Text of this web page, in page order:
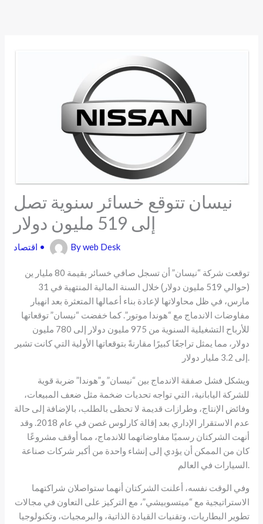
نيسان تتوقع خسائر سنوية تصل
إلى 519 مليون دولار
اقتصاد • Byweb Desk
توقعت شركة “نيسان” أن تسجل صافي خسائر بقيمة 80 مليار ين
(حوالي 519 مليون دولار) خلال السنة المالية المنتهية في 31
مارس، في ظل محاولاتها لإعادة بناء أعمالها المتعثرة بعد انهيار
مفاوضات الاندماج مع “هوندا موتور”. كما خفضت “نيسان” توقعاتها
للأرباح التشغيلية السنوية من 975 مليون دولار إلى 780 مليون
دولار، مما يمثل تراجعًا كبيرًا مقارنةً بتوقعاتها الأولية التي كانت تشير
إلى 3.2 مليار دولار.
ويشكل فشل صفقة الاندماج بين “نيسان” و”هوندا” ضربة قوية
للشركة اليابانية، التي تواجه تحديات ضخمة مثل ضعف المبيعات،
وفائض الإنتاج، وطرازات قديمة لا تحظى بالطلب، بالإضافة إلى حالة
عدم الاستقرار الإداري بعد إقالة كارلوس غصن في عام 2018. وقد
أنهت الشركتان رسميًا مفاوضاتهما للاندماج، مما أوقف مشروعًا
كان من الممكن أن يؤدي إلى إنشاء واحدة من أكبر شركات صناعة
السيارات في العالم.
وفي الوقت نفسه، أعلنت الشركتان أنهما ستواصلان شراكتهما
الاستراتيجية مع “ميتسوبيشي”، مع التركيز على التعاون في مجالات
تطوير البطاريات، وتقنيات القيادة الذاتية، والبرمجيات، وتكنولوجيا